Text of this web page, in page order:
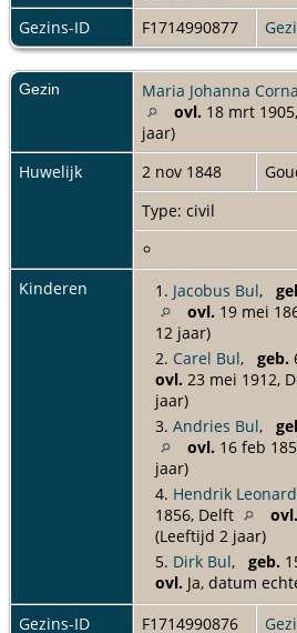
Gezins-ID
F1714990877
Gezin Maria Johanna
ovl. 18 mrt
jaar)
Huwelijk
2 nov 1848
Type: civil
Kinderen 1. Jacobus Bul,
ovl. 19 mei
12 jaar)
2. Carel Bul, geb.
ovl. 23 mei 1912,
jaar)
3. Andries Bul,
ovl. 16 feb
jaar)
4. Hendrik
1856, Delft
ovl.
(Leeftijd 2 jaar)
5. Dirk Bul, geb.
ovl. Ja, datum
Gezins-ID
F1714990876